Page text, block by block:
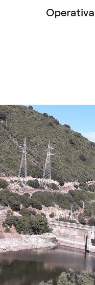
Operativa